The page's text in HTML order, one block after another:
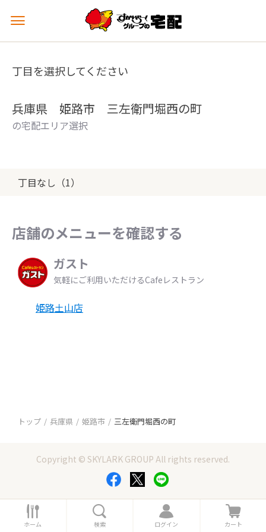
メ
ュ
を
丁目を選択してください
兵庫県 姫路市 三左衛門堀西の町
の宅配エリア選択
丁目なし（1）
店舗のメニューを確認する
ガスト
気軽にご利用いただけるCafeレストラン
姫路土山店
トップ 兵庫県 姫路市 三左衛門堀西の町
Copyright © SKYLARK GROUP All rights reserved.
ホ
ー
ホーム 索
検索
ロ
グ
ログイン
カ
ー
カート